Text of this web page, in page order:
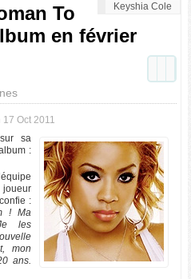
Keyshia Cole
To
en février
17 Oct 2011
sa
:
joueur
:
! Ma
les
mon
ans.